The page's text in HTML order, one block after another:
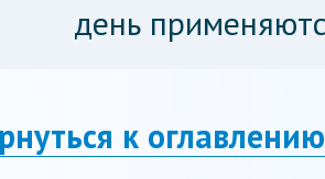
день
к оглавлению